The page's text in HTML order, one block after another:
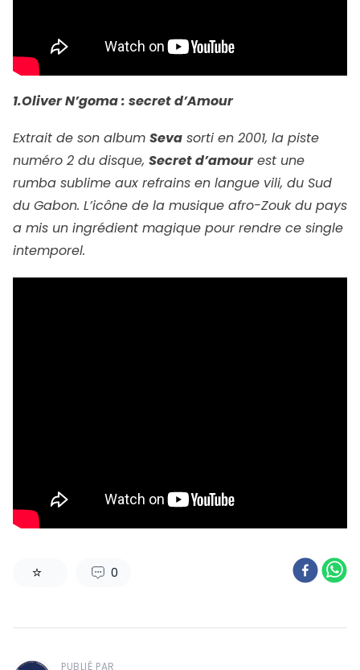
1.Oliver N’goma : secret d’Amour
Extrait de son album Seva sorti en 2001, la piste
numéro 2 du disque, Secret d’amourest une
rumba sublime aux refrains en langue vili, du Sud
du Gabon. L’icône de la musique afro-Zouk du pays
a mis un ingrédient magique pour rendre ce single
intemporel.
0
PUBLIÉ PAR